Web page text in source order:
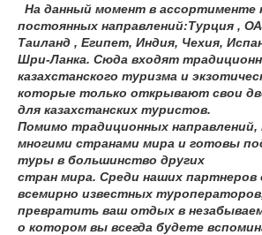
На данный момент в ассортименте
постоянных направлений:Турция ,
Таиланд , Египет, Индия, Чехия,
Шри-Ланка. Сюда входят
казахстанского туризма и
которые только открывают свои
для казахстанских туристов.
Помимо традиционных
многими странами мира и готовы
туры в большинство других
стран мира. Среди наших партнеров
всемирно известных
превратить ваш отдых в
о котором вы всегда будете